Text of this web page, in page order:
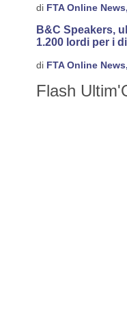
di FTA Online News,
B&C Speakers,
1.200 lordi per i
di FTA Online News,
Flash